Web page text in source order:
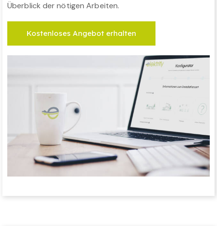
Überblick der nötigen Arbeiten.
Kostenloses Angebot erhalten